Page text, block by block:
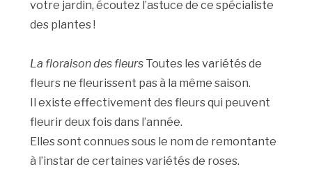
votre jardin, écoutez l’astuce de ce spécialiste
des plantes !
La floraison des fleurs Toutes les variétés de
fleurs ne fleurissent pas à la même saison.
Il existe effectivement des fleurs qui peuvent
fleurir deux fois dans l’année.
Elles sont connues sous le nom de remontante
à l’instar de certaines variétés de roses.